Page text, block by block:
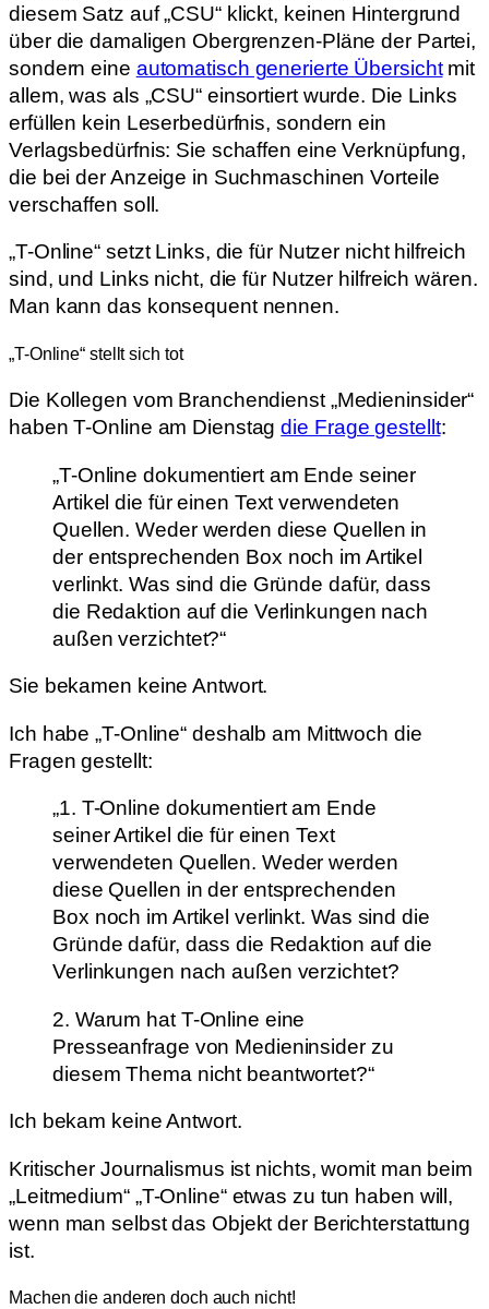
diesem Satz auf „CSU“ klickt, keinen Hintergrund
über die damaligen Obergrenzen-Pläne der Partei,
sondern eine automatisch generierte Übersichtmit
allem, was als „CSU“ einsortiert wurde. Die Links
erfüllen kein Leserbedürfnis, sondern ein
Verlagsbedürfnis: Sie schaffen eine Verknüpfung,
die bei der Anzeige in Suchmaschinen Vorteile
verschaffen soll.
„T-Online“ setzt Links, die für Nutzer nicht hilfreich
sind, und Links nicht, die für Nutzer hilfreich wären.
Man kann das konsequent nennen.
„T-Online“ stellt sich tot
Die Kollegen vom Branchendienst „Medieninsider“
haben T-Online am Dienstagdie Frage gestellt:
„T-Online dokumentiert am Ende seiner
Artikel die für einen Text verwendeten
Quellen. Weder werden diese Quellen in
der entsprechenden Box noch im Artikel
verlinkt. Was sind die Gründe dafür, dass
die Redaktion auf die Verlinkungen nach
außen verzichtet?“
Sie bekamen keine Antwort.
Ich habe „T-Online“ deshalb am Mittwoch die
Fragen gestellt:
„1. T-Online dokumentiert am Ende
seiner Artikel die für einen Text
verwendeten Quellen. Weder werden
diese Quellen in der entsprechenden
Box noch im Artikel verlinkt. Was sind die
Gründe dafür, dass die Redaktion auf die
Verlinkungen nach außen verzichtet?
2. Warum hat T-Online eine
Presseanfrage von Medieninsider zu
diesem Thema nicht beantwortet?“
Ich bekam keine Antwort.
Kritischer Journalismus ist nichts, womit man beim
„Leitmedium“ „T-Online“ etwas zu tun haben will,
wenn man selbst das Objekt der Berichterstattung
ist.
Machen die anderen doch auch nicht!